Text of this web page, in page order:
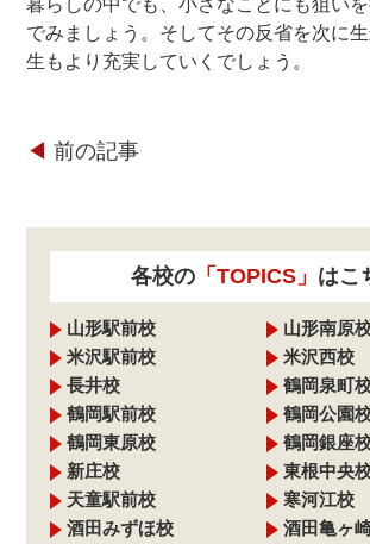
でみましょう。そしてその反省を次に
生もより充実していくでしょう。
◀︎ 前の記事
各校の「TOPICS」 はこ
山形駅前校
山形南原
米沢駅前校
米沢西校
長井校
鶴岡泉町
鶴岡駅前校
鶴岡公園
鶴岡東原校
鶴岡銀座
新庄校
東根中央
天童駅前校
寒河江校
酒田みずほ校
酒田亀ヶ